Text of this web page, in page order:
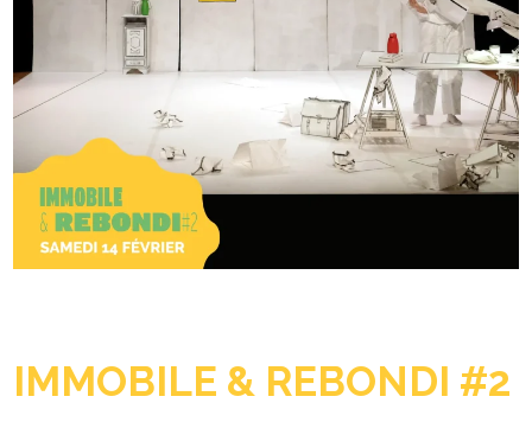
IMMOBILE & REBONDI #2